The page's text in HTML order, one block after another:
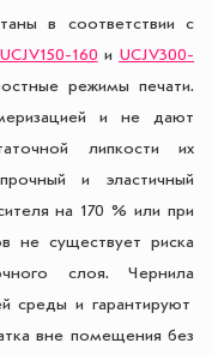
в соответствии с
UCJV150-160 и UCJV300-
режимы печати.
и не дают
липкости их
и эластичный
на 170 % или при
не существует риска
слоя. Чернила
среды и гарантируют
вне помещения без